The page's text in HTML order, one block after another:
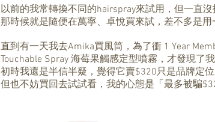
以前的我常轉換不同的hairspray來試用，但一直沒
那時候就是隨便在萬寧、卓悅買來試，差不多是用
直到有一天我去Amika買風筒，為了衝 1 Year
Touchable Spray 海莓果觸感定型噴霧，才發現了
初時我還是半信半疑，覺得它賣$320只是品牌定
但也不妨買回去試試看，我的心態是「最多被騙